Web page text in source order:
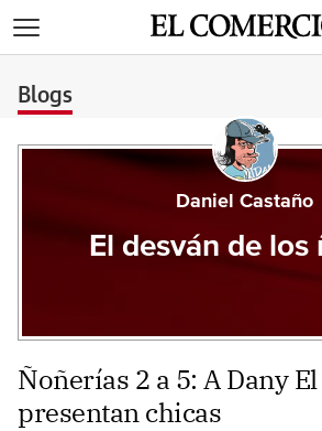
Blogs
Daniel Castaño
El desván de los
Ñoñerías 2 a 5: A Dany
presentan chicas